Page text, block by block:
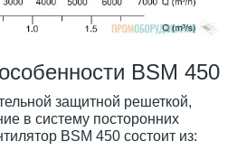
BSM 450
защитной решеткой,
в систему посторонних
BSM 450 состоит из: